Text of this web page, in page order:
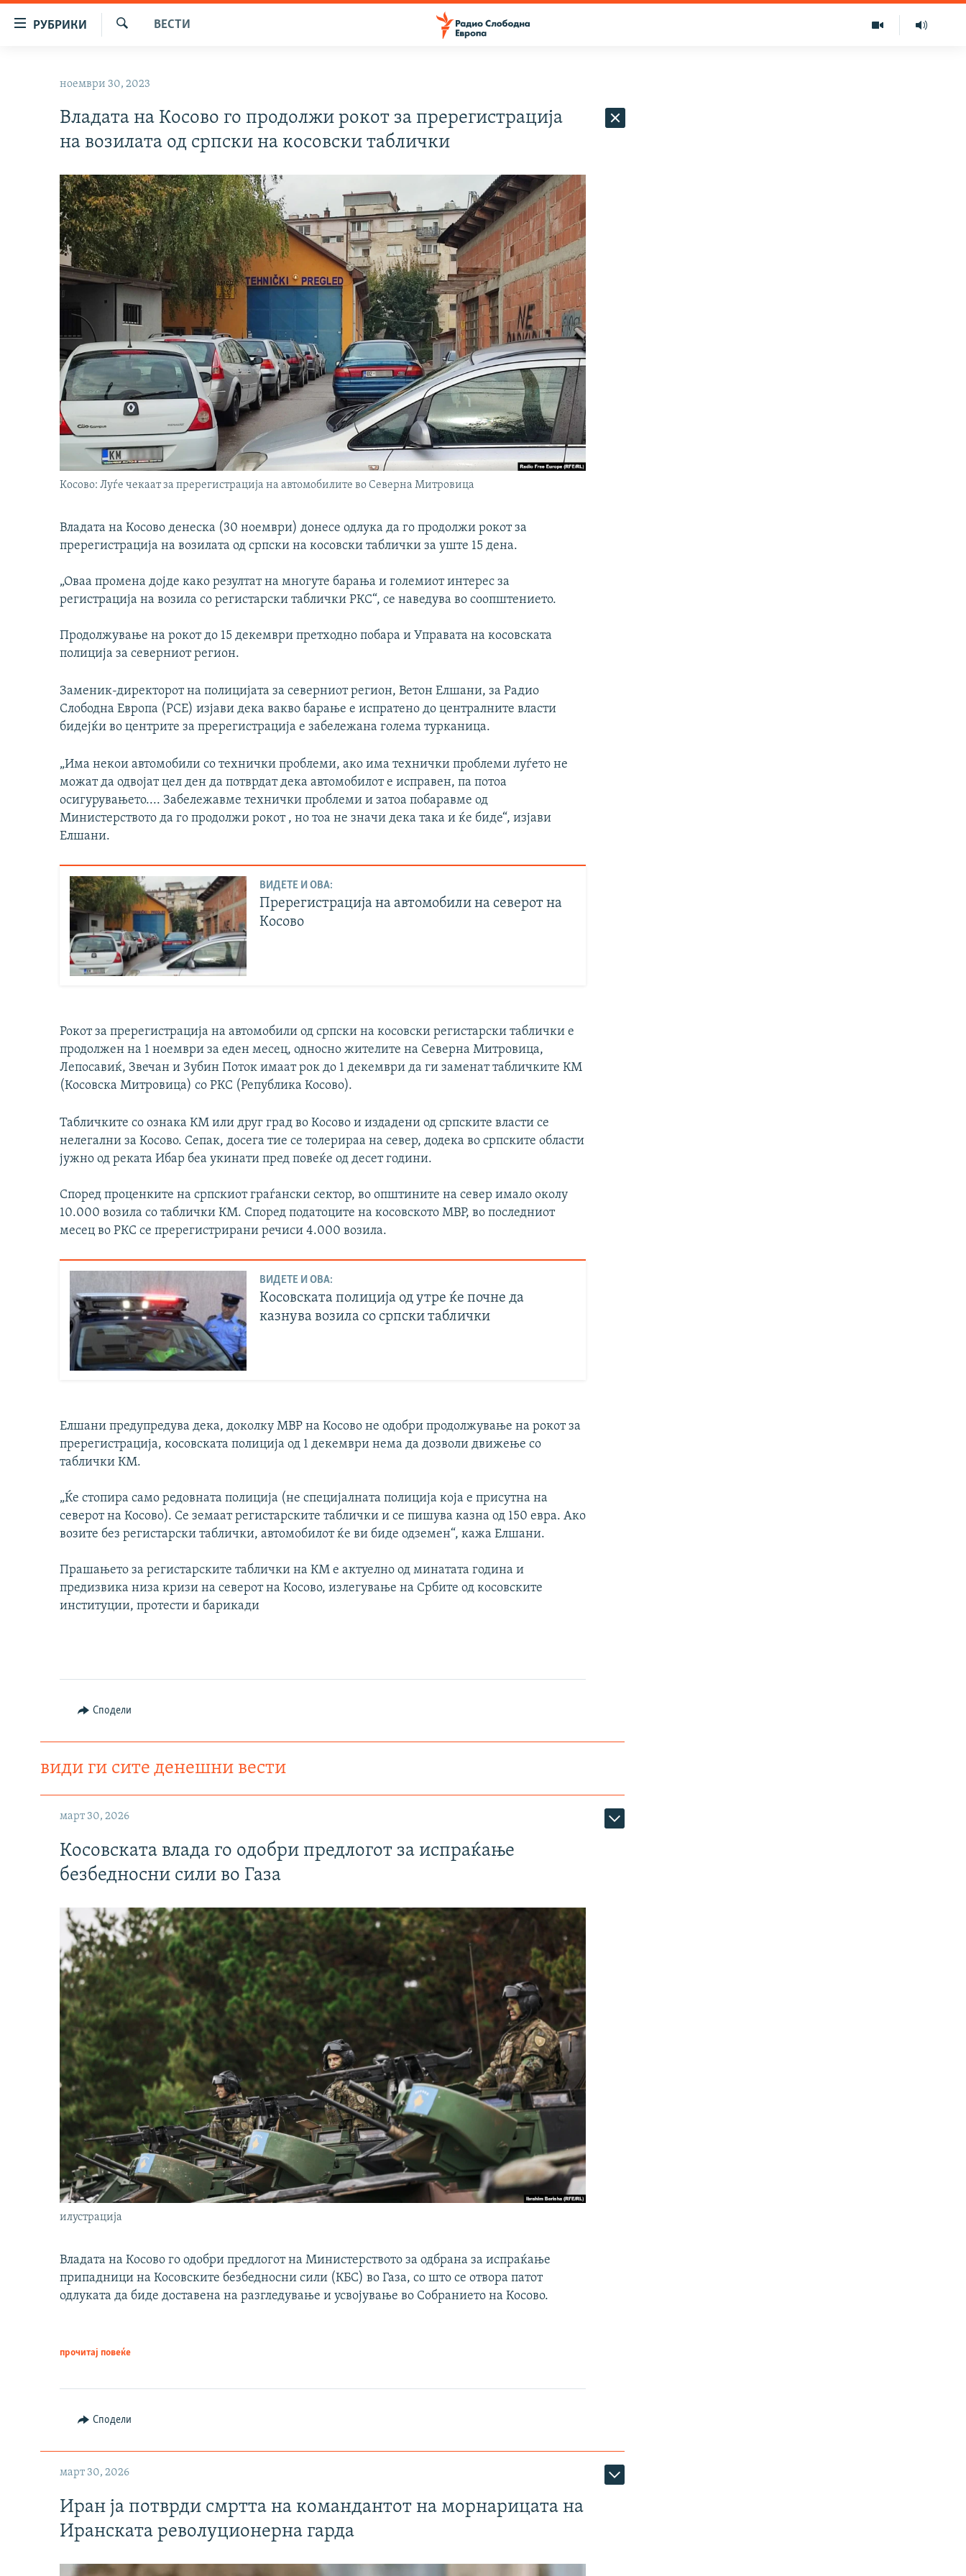
пребарување
РУБРИКИ
ВИЗУЕЛНО
ПРИЈАВИ СЕ ЗА ЊУЗЛЕТЕР
ПОДКАСТ ЗОШТО?
ВЕСТИ
ноември 30, 2023
Владата на Косово го продолжи рокот за пререгистрација
на возилата од српски на косовски таблички
Косово: Луѓе чекаат за пререгистрација на автомобилите во Северна Митровица
Владата на Косово денеска (30 ноември) донесе одлука да го продолжи рокот за
пререгистрација на возилата од српски на косовски таблички за уште 15 дена.
„Оваа промена дојде како резултат на многуте барања и големиот интерес за
регистрација на возила со регистарски таблички РКС“, се наведува во соопштението.
Продолжување на рокот до 15 декември претходно побара и Управата на косовската
полиција за северниот регион.
Заменик-директорот на полицијата за северниот регион, Ветон Елшани, за Радио
Слободна Европа (РСЕ) изјави дека вакво барање е испратено до централните власти
бидејќи во центрите за пререгистрација е забележана голема турканица.
„Има некои автомобили со технички проблеми, ако има технички проблеми луѓето не
можат да одвојат цел ден да потврдат дека автомобилот е исправен, па потоа
осигурувањето.... Забележавме технички проблеми и затоа побаравме од
Министерството да го продолжи рокот , но тоа не значи дека така и ќе биде“, изјави
Елшани.
ВИДЕТЕ И ОВА:
Пререгистрација на автомобили на северот на
Косово
Рокот за пререгистрација на автомобили од српски на косовски регистарски таблички е
продолжен на 1 ноември за еден месец, односно жителите на Северна Митровица,
Лепосавиќ, Звечан и Зубин Поток имаат рок до 1 декември да ги заменат табличките КМ
(Косовска Митровица) со РКС (Република Косово).
Табличките со ознака КМ или друг град во Косово и издадени од српските власти се
нелегални за Косово. Сепак, досега тие се толерираа на север, додека во српските области
јужно од реката Ибар беа укинати пред повеќе од десет години.
Според проценките на српскиот граѓански сектор, во општините на север имало околу
10.000 возила со таблички КМ. Според податоците на косовското МВР, во последниот
месец во РКС се пререгистрирани речиси 4.000 возила.
ВИДЕТЕ И ОВА:
Косовската полиција од утре ќе почне да
казнува возила со српски таблички
Елшани предупредува дека, доколку МВР на Косово не одобри продолжување на рокот за
пререгистрација, косовската полиција од 1 декември нема да дозволи движење со
таблички КМ.
„Ќе стопира само редовната полиција (не специјалната полиција која е присутна на
северот на Косово). Се земаат регистарските таблички и се пишува казна од 150 евра. Ако
возите без регистарски таблички, автомобилот ќе ви биде одземен“, кажа Елшани.
Прашањето за регистарските таблички на КМ е актуелно од минатата година и
предизвика низа кризи на северот на Косово, излегување на Србите од косовските
институции, протести и барикади
Сподели
види ги сите денешни вести
март 30, 2026
Косовската влада го одобри предлогот за испраќање
безбедносни сили во Газа
илустрација
Владата на Косово го одобри предлогот на Министерството за одбрана за испраќање
припадници на Косовските безбедносни сили (КБС) во Газа, со што се отвора патот
одлуката да биде доставена на разгледување и усвојување во Собранието на Косово.
прочитај повеќе
Сподели
март 30, 2026
Иран ја потврди смртта на командантот на морнарицата на
Иранската револуционерна гарда